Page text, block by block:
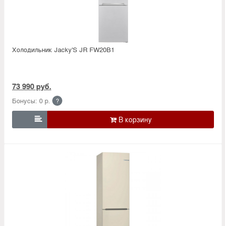
Холодильник Jacky'S JR FW20B1
73 990 руб.
Бонусы: 0 р. ?
